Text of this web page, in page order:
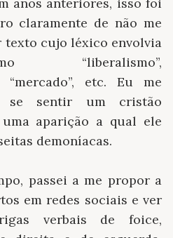
claramente de não me
cujo léxico envolvia
“liberalismo”,
“mercado”, etc. Eu me
se sentir um cristão
aparição a qual ele
demoníacas.
passei a me propor a
em redes sociais e ver
verbais de foice,